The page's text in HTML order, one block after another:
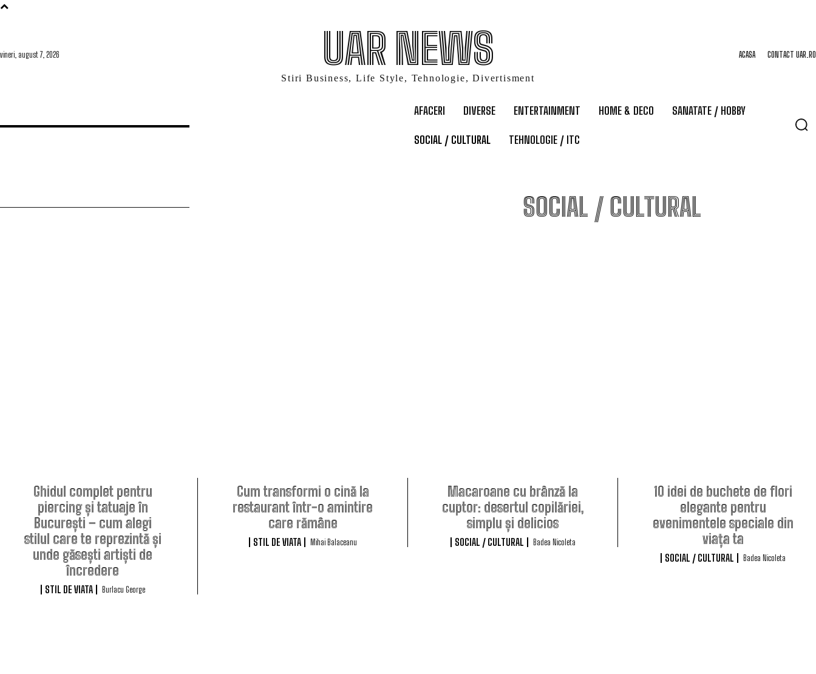
vineri, august 7, 2026 UAR NEWS
Stiri Business, Life Style, Tehnologie, Divertisment
ACASA CONTACT UAR.RO
AFACERI DIVERSE ENTERTAINMENT HOME & DECO SANATATE / HOBBY
SOCIAL / CULTURAL TEHNOLOGIE / ITC
SOCIAL / CULTURAL
Ghidul complet pentru
piercing și tatuaje în
București – cum alegi
stilul care te reprezintă și
unde găsești artiști de
încredere
STIL DE VIATA Burlacu George
Cum transformi o cină la
restaurant într-o amintire
care rămâne
STIL DE VIATA Mihai Balaceanu
Macaroane cu brânză la
cuptor: desertul copilăriei,
simplu și delicios
SOCIAL / CULTURAL Badea Nicoleta
10 idei de buchete de flori
elegante pentru
evenimentele speciale din
viața ta
SOCIAL / CULTURAL Badea Nicoleta